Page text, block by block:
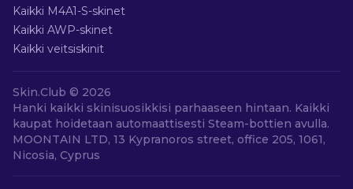
Kaikki M4A1-S-skinet
Kaikki AWP-skinet
Kaikki veitsiskinit
Skin.Club © 2026
Hanki kaikki skinisuosikkisi parhaaseen hintaan. Kaikki
kaupat hoidetaan automaattisesti Steam-bottien avulla.
MOONTAIN LTD, 13 Kypranoros street, office 205, 1061,
Nicosia, Cyprus